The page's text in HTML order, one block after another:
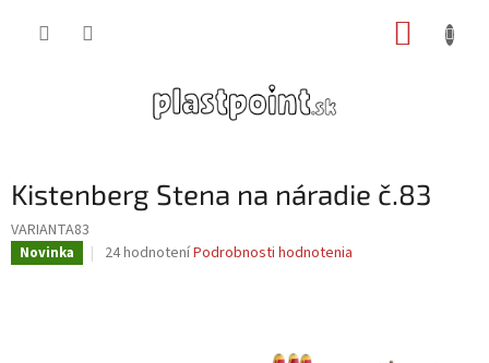
Kistenberg Stena na náradie č.83
VARIANTA83
Novinka
Priemerné
24 hodnoteníPodrobnosti hodnotenia